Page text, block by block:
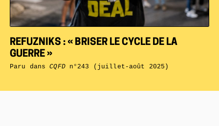
REFUZNIKS : « BRISER LE CYCLE DE LA
GUERRE »
Paru dansCQFDn°243 (juillet-août 2025)